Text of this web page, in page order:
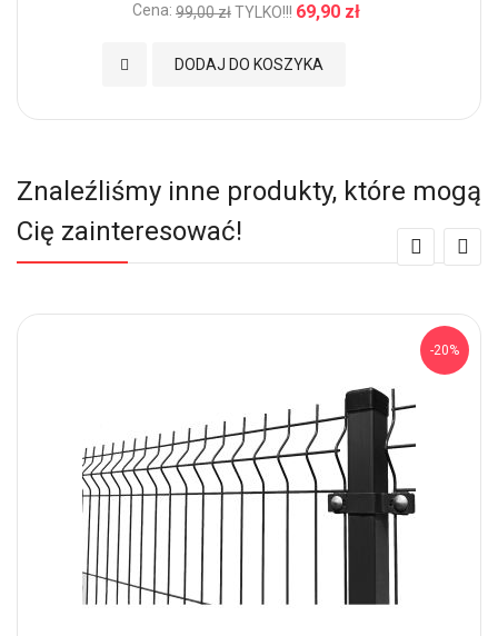
Cena: 99,00 złTYLKO!!! 69,90 zł
DODAJ DO KOSZYKA
Dodaj do Ulubionych
Znaleźliśmy inne produkty, które mogą
Cię zainteresować!
-20%